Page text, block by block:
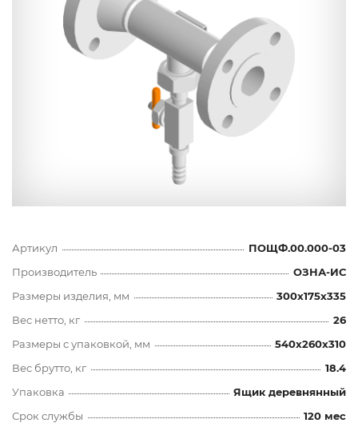
Артикул
ПОЩФ.00.000-03
Производитель
ОЗНА-ИС
Размеры изделия, мм
300x175x335
Вес нетто, кг
26
Размеры с упаковкой, мм
540x260x310
Вес брутто, кг
18.4
Упаковка
Ящик деревнянный
Срок службы
120 мес